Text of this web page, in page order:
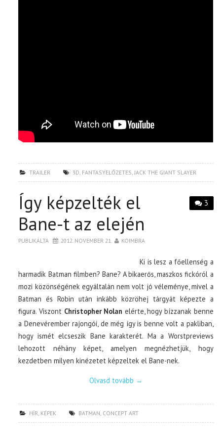
TRAILER 3D, FANTASYELŐZETES,JACK THE GIANT SLAYER
3
Így képzelték el
Bane-t az elején
PUBLIKÁLTA 2012. NOVEMBER 21. KOIMBRA
Ki is lesz a főellenség a
harmadik Batman filmben? Bane? A bikaerős, maszkos fickóról a
mozi közönségének egyáltalán nem volt jó véleménye, mivel a
Batman és Robin után inkább közröhej tárgyát képezte a
figura. Viszont Christopher Nolan elérte, hogy bízzanak benne
a Denevérember rajongói, de még így is benne volt a pakliban,
hogy ismét elcseszik Bane karakterét. Ma a Worstpreviews
lehozott néhány képet, amelyen megnézhetjük, hogy
kezdetben milyen kinézetet képzeltek el Bane-nek.
Olvasd tovább →
HÍR, KÉPEK BATMAN, CONCEPT ART